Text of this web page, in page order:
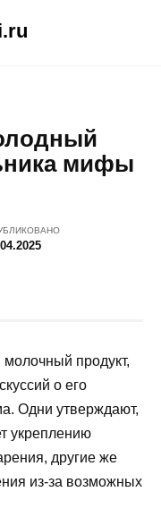
мифы
продукт,
о его
Одни утверждают,
укреплению
другие же
из-за возможных